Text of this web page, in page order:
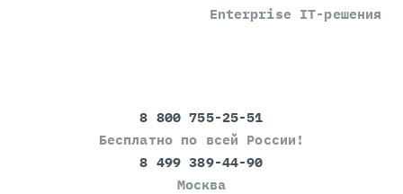
Enterprise IT-решения
8 800 755-25-51
Бесплатно по всей России!
8 499 389-44-90
Москва